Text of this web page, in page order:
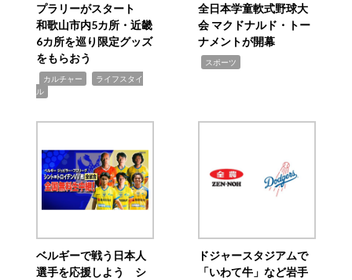
プラリーがスタート
和歌山市内5カ所・近畿
6カ所を巡り限定グッズ
をもらおう
カルチャー
ライフスタイ
ル
全日本学童軟式野球大
会 マクドナルド・トー
ナメントが開幕
スポーツ
ベルギーで戦う日本人
選手を応援しよう シ
ドジャースタジアムで
「いわて牛」など岩手